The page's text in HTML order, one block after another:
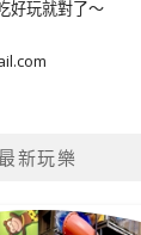
好玩就對了～
最新玩樂